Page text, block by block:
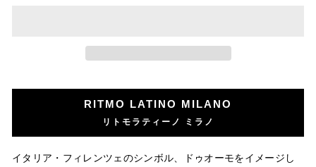
RITMO LATINO MILANO
リトモラティーノ ミラノ
イタリア・フィレンツェのシンボル、ドゥオーモをイメージし